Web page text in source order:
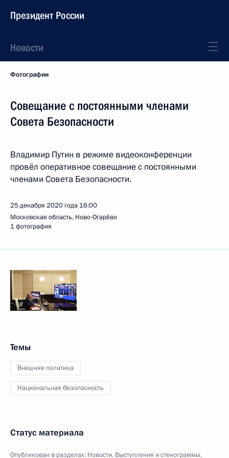
Президент России
Новости
Фотографии
Совещание с постоянными членами
Совета Безопасности
Владимир Путин в режиме видеоконференции
провёл оперативное совещание с постоянными
членами Совета Безопасности.
25 декабря 2020 года 16:00
Московская область, Ново-Огарёво
1 фотография
Темы
Внешняя политика
Национальная безопасность
Статус материала
Опубликован в разделах: Новости, Выступления и стенограммы,